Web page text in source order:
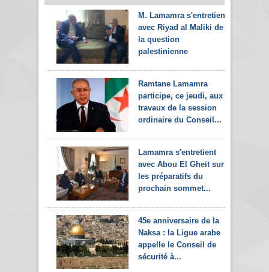
M. Lamamra s'entretient
avec Riyad al Maliki de
la question
palestinienne
Ramtane Lamamra
participe, ce jeudi, aux
travaux de la session
ordinaire du Conseil...
Lamamra s'entretient
avec Abou El Gheit sur
les préparatifs du
prochain sommet...
45e anniversaire de la
Naksa : la Ligue arabe
appelle le Conseil de
sécurité à...